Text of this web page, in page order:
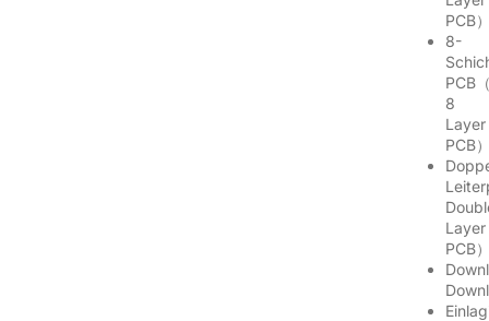
PCB
8-
PCB
8
Layer
PCB
Layer
PCB